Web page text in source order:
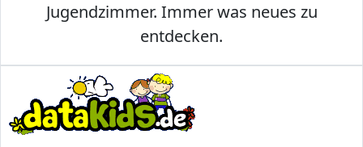
Jugendzimmer. Immer was neues zu
entdecken.